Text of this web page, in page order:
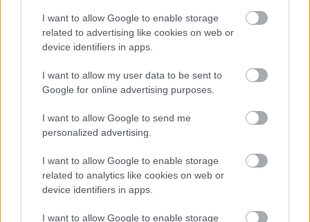
I want to allow Google to enable storage
related to advertising like cookies on web or
device identifiers in apps.
I want to allow my user data to be sent to
Google for online advertising purposes.
I want to allow Google to send me
personalized advertising.
I want to allow Google to enable storage
related to analytics like cookies on web or
device identifiers in apps.
I want to allow Google to enable storage
Könyvek, élmények, találkozások – A
Móra Kiadó programjai a 96. Ünnepi
Könyvhéten